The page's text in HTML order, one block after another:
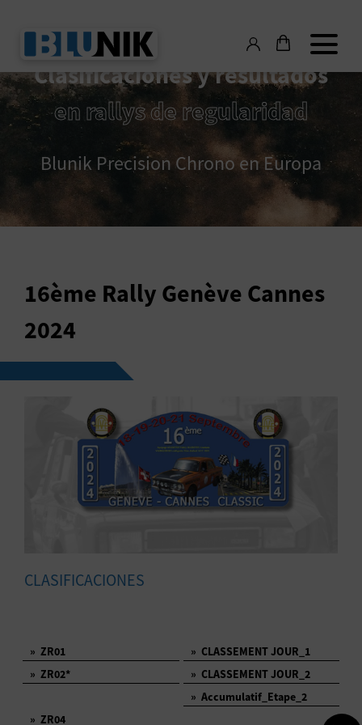
Clasificaciones y resultados
en rallys de regularidad
Blunik Precision Chrono en Europa
16ème Rally Genève Cannes
2024
CLASIFICACIONES
» ZR01 » CLASSEMENT JOUR_1
» ZR02* » CLASSEMENT JOUR_2
» Accumulatif_Etape_2
» ZR04